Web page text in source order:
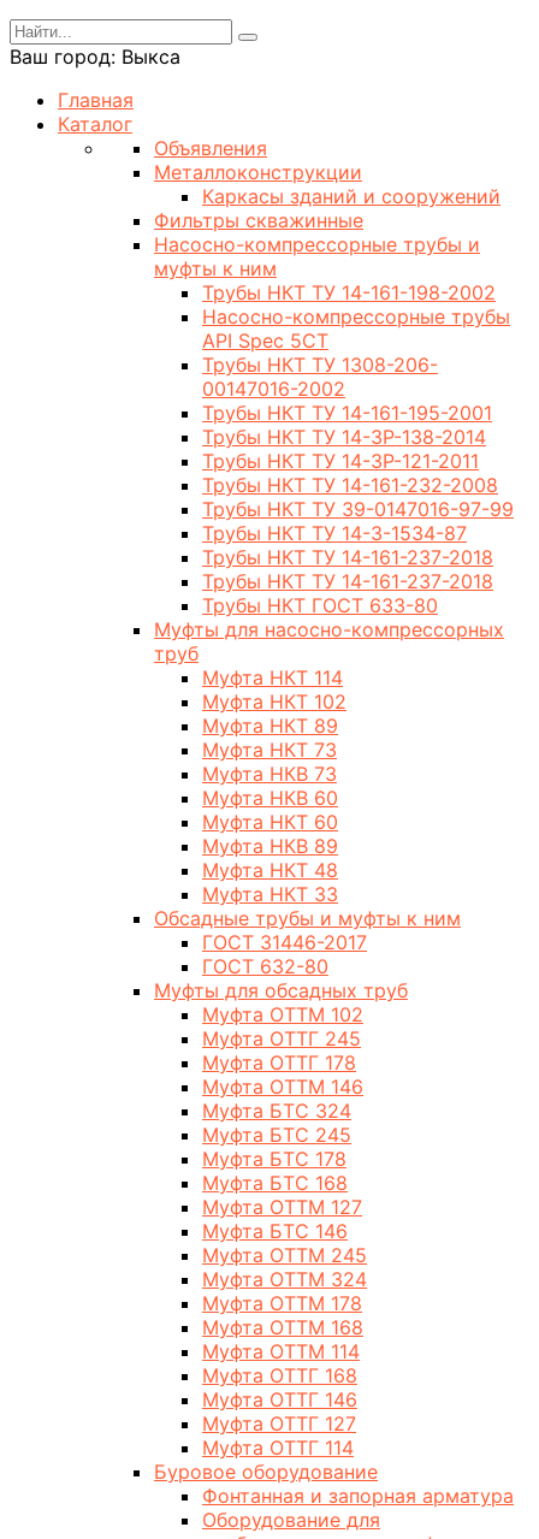
Ваш город: Выкса
Главная
Каталог
Объявления
Металлоконструкции
Каркасы зданий и сооружений
Фильтры скважинные
Насосно-компрессорные трубы и
муфты к ним
Трубы НКТ ТУ 14-161-198-2002
Насосно-компрессорные трубы
API Spec 5CT
Трубы НКТ ТУ 1308-206-
00147016-2002
Трубы НКТ ТУ 14-161-195-2001
Трубы НКТ ТУ 14-3Р-138-2014
Трубы НКТ ТУ 14-3Р-121-2011
Трубы НКТ ТУ 14-161-232-2008
Трубы НКТ ТУ 39-0147016-97-99
Трубы НКТ ТУ 14-3-1534-87
Трубы НКТ ТУ 14-161-237-2018
Трубы НКТ ТУ 14-161-237-2018
Трубы НКТ ГОСТ 633-80
Муфты для насосно-компрессорных
труб
Муфта НКТ 114
Муфта НКТ 102
Муфта НКТ 89
Муфта НКТ 73
Муфта НКВ 73
Муфта НКВ 60
Муфта НКТ 60
Муфта НКВ 89
Муфта НКТ 48
Муфта НКТ 33
Обсадные трубы и муфты к ним
ГОСТ 31446-2017
ГОСТ 632-80
Муфты для обсадных труб
Муфта ОТТМ 102
Муфта ОТТГ 245
Муфта ОТТГ 178
Муфта ОТТМ 146
Муфта БТС 324
Муфта БТС 245
Муфта БТС 178
Муфта БТС 168
Муфта ОТТМ 127
Муфта БТС 146
Муфта ОТТМ 245
Муфта ОТТМ 324
Муфта ОТТМ 178
Муфта ОТТМ 168
Муфта ОТТМ 114
Муфта ОТТГ 168
Муфта ОТТГ 146
Муфта ОТТГ 127
Муфта ОТТГ 114
Буровое оборудование
Фонтанная и запорная арматура
Оборудование для